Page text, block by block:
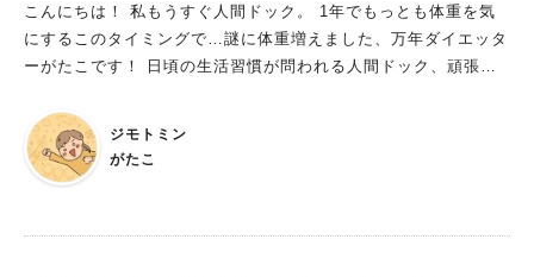
こんにちは！ 私もうすぐ人間ドック。 1年でもっとも体重を気
にするこのタイミングで…謎に体重増えました、万年ダイエッタ
ーがたこです！ 日頃の生活習慣が問われる人間ドック、頑張り
度…） さて、コロナ禍以降、在宅ワークが増えた方、多いので
はないでしょうか。 かく言う私も、万年在宅ワーカー！ 気候が
よくなってきたからかただの気まぐれか、 久しぶりに外で仕事
ジモトミン
がたこ